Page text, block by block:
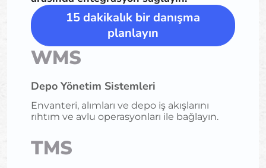
15 dakikalık bir danışma
planlayın
WMS
Depo Yönetim Sistemleri
Envanteri, alımları ve depo iş akışlarını
rıhtım ve avlu operasyonları ile bağlayın.
TMS